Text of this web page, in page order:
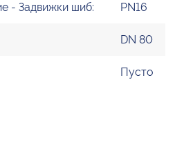
- Задвижки шиб: PN16
DN 80
Пусто